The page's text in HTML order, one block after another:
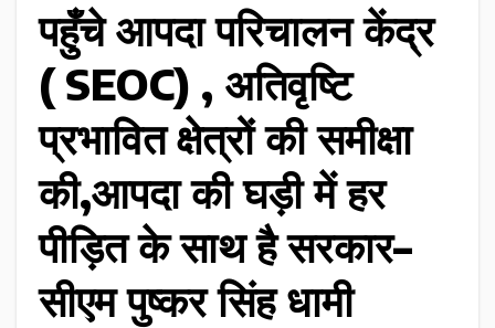
पहुँचे आपदा परिचालन केंद्र
( SEOC) , अतिवृष्टि
प्रभावित क्षेत्रों की समीक्षा
की,आपदा की घड़ी में हर
पीड़ित के साथ है सरकार–
सीएम पुष्कर सिंह धामी